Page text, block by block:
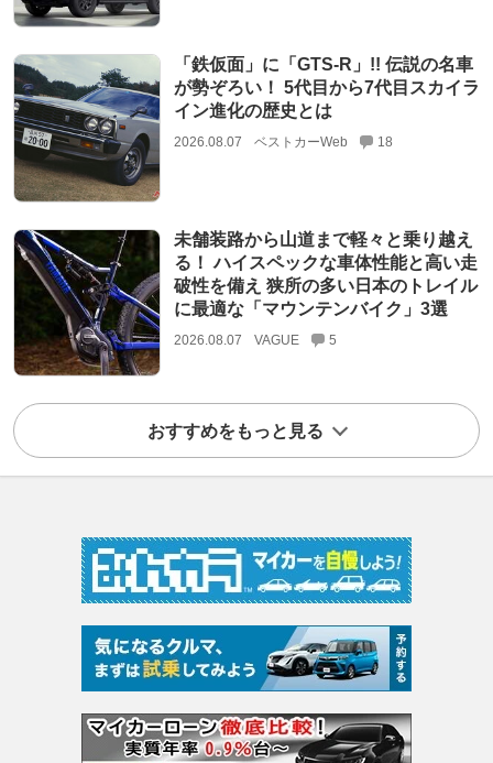
「鉄仮面」に「GTS-R」!! 伝説の名車
が勢ぞろい！ 5代目から7代目スカイラ
イン進化の歴史とは
2026.08.07 ベストカーWeb 18
未舗装路から山道まで軽々と乗り越え
る！ ハイスペックな車体性能と高い走
破性を備え 狭所の多い日本のトレイル
に最適な「マウンテンバイク」3選
2026.08.07 VAGUE 5
おすすめをもっと見る